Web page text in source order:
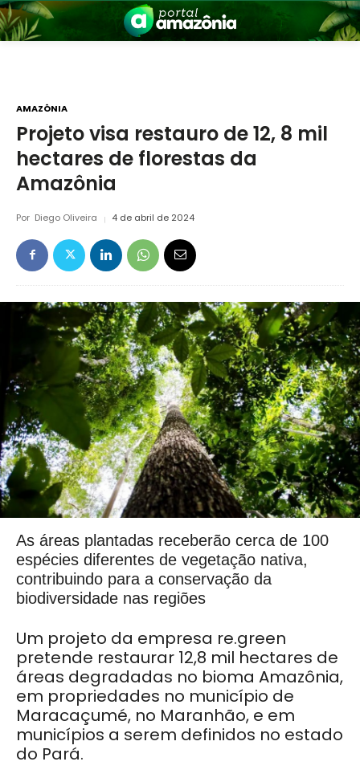
Amazônia
AMAZÔNIA
Projeto visa restauro de 12, 8 mil
hectares de florestas da
Amazônia
Por Diego Oliveira 4 de abril de 2024
As áreas plantadas receberão cerca de 100
espécies diferentes de vegetação nativa,
contribuindo para a conservação da
biodiversidade nas regiões
Um projeto da empresa re.green
pretende restaurar 12,8 mil hectares de
áreas degradadas no bioma Amazônia,
em propriedades no município de
Maracaçumé, no Maranhão, e em
municípios a serem definidos no estado
do Pará.